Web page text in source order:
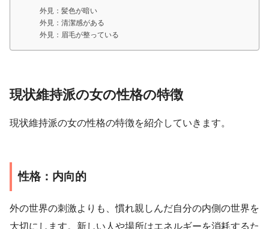
外見：髪色が暗い
外見：清潔感がある
外見：眉毛が整っている
現状維持派の女の性格の特徴
現状維持派の女の性格の特徴を紹介していきます。
性格：内向的
外の世界の刺激よりも、慣れ親しんだ自分の内側の世界を
大切にします。新しい人や場所はエネルギーを消耗するた